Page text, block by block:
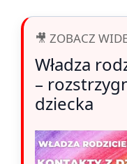
🎥 ZOBACZ
Władza
–
dziecka